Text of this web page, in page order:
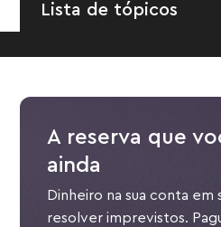
Lista de tópicos
A reserva que
ainda
Dinheiro na sua conta em
resolver imprevistos.